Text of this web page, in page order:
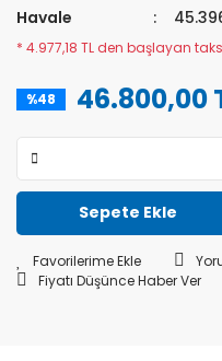
Havale
* 4.977,18 TL den başlayan
%48 46.800,00
Sepete Ekle
Fiyatı Düşünce Haber Ver